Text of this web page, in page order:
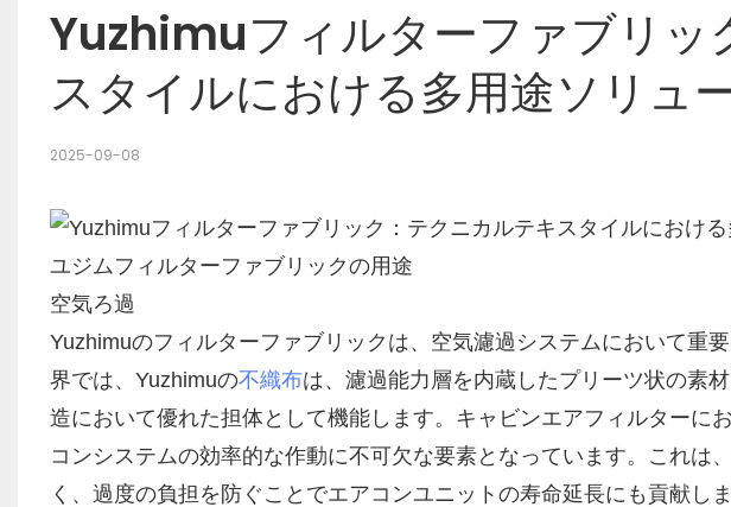
Yuzhimuフィルターファブリッ
スタイルにおける多用途ソリュ
2025-09-08
ユジムフィルターファブリックの用途
空気ろ過
Yuzhimuのフィルターファブリックは、空気濾過システムにおいて重
界では、Yuzhimuの不織布は、濾過能力層を内蔵したプリーツ状の素
造において優れた担体として機能します。キャビンエアフィルターに
コンシステムの効率的な作動に不可欠な要素となっています。これは
く、過度の負担を防ぐことでエアコンユニットの寿命延長にも貢献しま